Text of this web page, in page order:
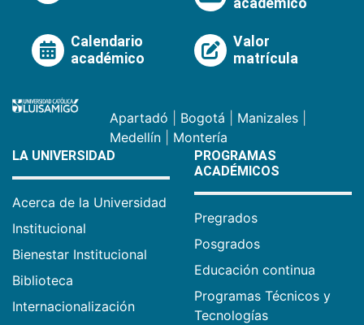
Calendario
académico
Valor
matrícula
Apartadó Bogotá Manizales
Medellín
Montería
LA UNIVERSIDAD
Acerca de la Universidad
Institucional
Bienestar Institucional
Biblioteca
Internacionalización
PROGRAMAS
ACADÉMICOS
Pregrados
Posgrados
Educación continua
Programas Técnicos y
Tecnologías